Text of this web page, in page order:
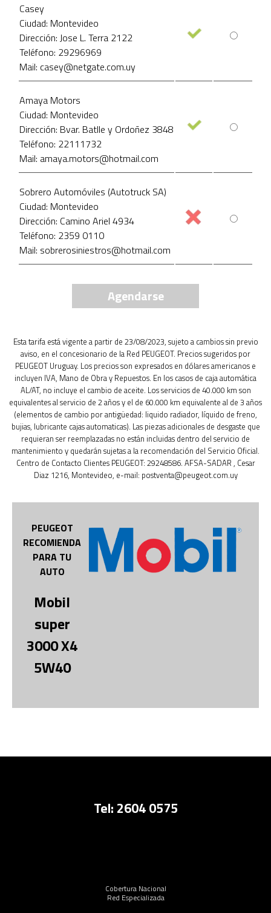
Casey
Ciudad: Montevideo
Dirección: Jose L. Terra 2122
Teléfono: 29296969
Mail: casey@netgate.com.uy
Amaya Motors
Ciudad: Montevideo
Dirección: Bvar. Batlle y Ordoñez 3848
Teléfono: 22111732
Mail: amaya.motors@hotmail.com
Sobrero Automóviles (Autotruck SA)
Ciudad: Montevideo
Dirección: Camino Ariel 4934
Teléfono: 2359 0110
Mail: sobrerosiniestros@hotmail.com
Agendarse
Esta tarifa está vigente a partir de 23/08/2023, sujeto a cambios sin previo
aviso, en el concesionario de la Red PEUGEOT. Precios sugeridos por
PEUGEOT Uruguay. Los precios son expresados en dólares americanos e
incluyen IVA, Mano de Obra y Repuestos. En los casos de caja automática
AL/AT, no incluye el cambio de aceite. Los servicios de 40.000 km son
equivalentes al servicio de 2 años y el de 60.000 km equivalente al de 3 años
(elementos de cambio por antigüedad: liquido radiador, líquido de freno,
bujias, lubricante cajas automaticas). Las piezas adicionales de desgaste que
requieran ser reemplazadas no están incluidas dentro del servicio de
mantenimiento y quedarán sujetas a la recomendación del Servicio Oficial.
Centro de Contacto Clientes PEUGEOT: 29248586. AFSA-SADAR , Cesar
Diaz 1216, Montevideo, e-mail: postventa@peugeot.com.uy
PEUGEOT
RECOMIENDA
PARA TU
AUTO
Mobil
super
3000 X4
5W40
Tel: 2604 0575
Cobertura Nacional
Red Especializada